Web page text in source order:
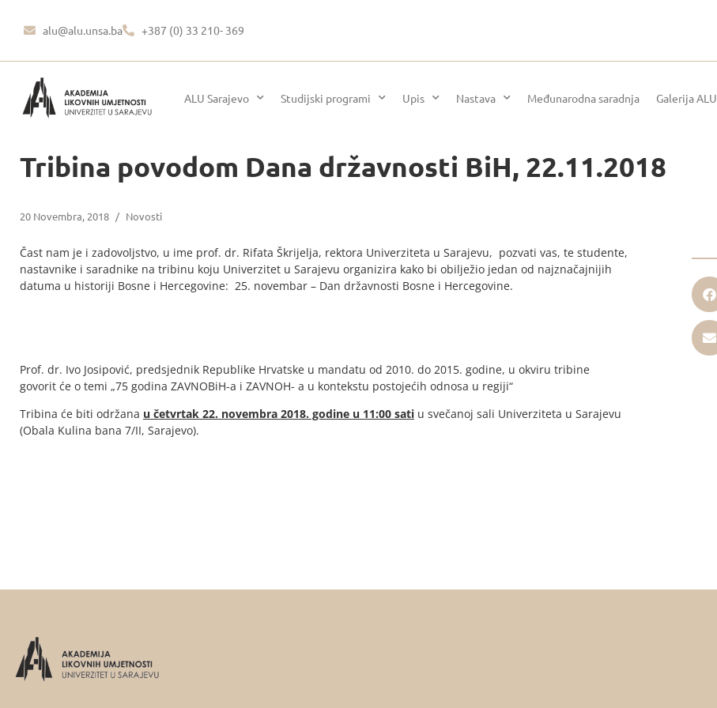
alu@alu.unsa.ba +387 (0) 33 210- 369
ALU Sarajevo Studijski programi Upis Nastava Međunarodna saradnja Galerija ALU
Tribina povodom Dana državnosti BiH, 22.11.2018
20 Novembra, 2018 / Novosti
Čast nam je i zadovoljstvo, u ime prof. dr. Rifata Škrijelja, rektora Univerziteta u Sarajevu, pozvati vas, te studente,
nastavnike i saradnike na tribinu koju Univerzitet u Sarajevu organizira kako bi obilježio jedan od najznačajnijih
datuma u historiji Bosne i Hercegovine: 25. novembar – Dan državnosti Bosne i Hercegovine.
Prof. dr. Ivo Josipović, predsjednik Republike Hrvatske u mandatu od 2010. do 2015. godine, u okviru tribine
govorit će o temi „75 godina ZAVNOBiH-a i ZAVNOH- a u kontekstu postojećih odnosa u regiji“
Tribina će biti održana u četvrtak 22. novembra 2018. godine u 11:00 sati u svečanoj sali Univerziteta u Sarajevu
(Obala Kulina bana 7/II, Sarajevo).